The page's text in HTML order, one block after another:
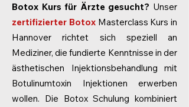
Botox Kurs für Ärzte gesucht? Unser
zertifizierter BotoxMasterclass Kurs in
Hannover richtet sich speziell an
Mediziner, die fundierte Kenntnisse in der
ästhetischen Injektionsbehandlung mit
Botulinumtoxin Injektionen erwerben
wollen. Die Botox Schulung kombiniert